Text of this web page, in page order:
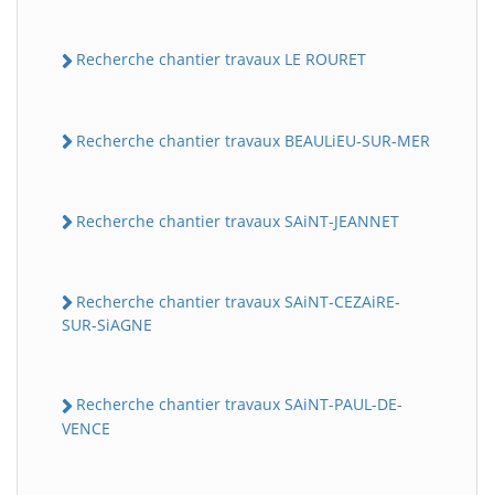
Recherche chantier travaux LE ROURET
Recherche chantier travaux BEAULiEU-SUR-MER
Recherche chantier travaux SAiNT-JEANNET
Recherche chantier travaux SAiNT-CEZAiRE-
SUR-SiAGNE
Recherche chantier travaux SAiNT-PAUL-DE-
VENCE